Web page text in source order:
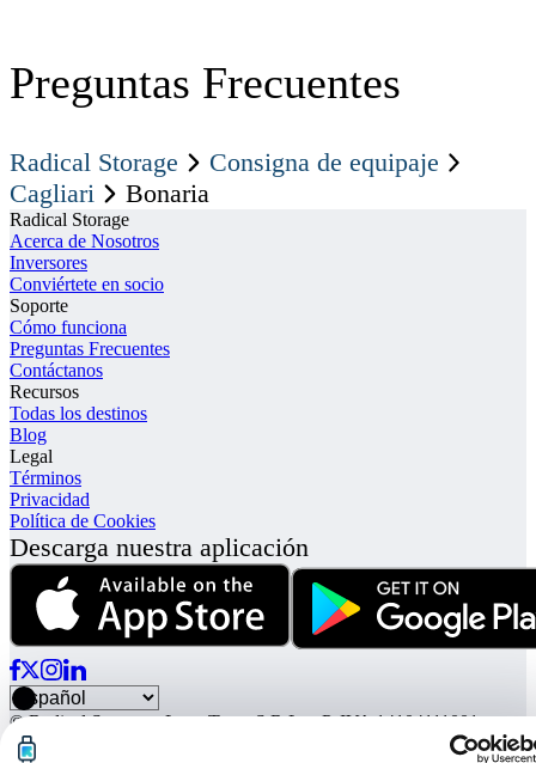
Preguntas Frecuentes
Radical Storage
Consigna de equipaje
Cagliari
bonaria
Radical Storage
Acerca de Nosotros
Inversores
Conviértete en socio
Soporte
Cómo funciona
Preguntas Frecuentes
Contáctanos
Recursos
Todas los destinos
Blog
Legal
Términos
Privacidad
Política de Cookies
Descarga nuestra aplicación
© Radical Storage • Lean Team S.R.L. • P. IVA 14104111001
Radical también está financiado por el fondo de inversión “Vertis